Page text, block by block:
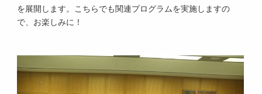
を展開します。こちらでも関連プログラムを実施しますの
で、お楽しみに！